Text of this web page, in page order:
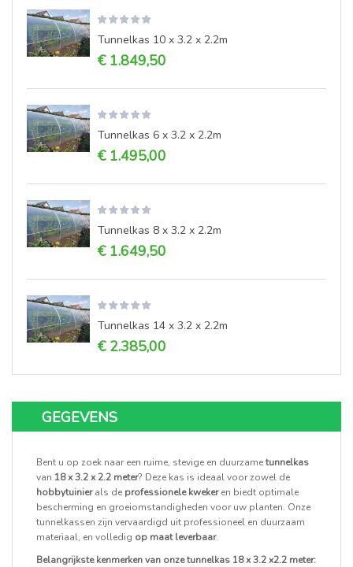
Tunnelkas 10 x 3.2 x 2.2m
€ 1.849,50
Tunnelkas 6 x 3.2 x 2.2m
€ 1.495,00
Tunnelkas 8 x 3.2 x 2.2m
€ 1.649,50
Tunnelkas 14 x 3.2 x 2.2m
€ 2.385,00
GEGEVENS
Bent u op zoek naar een ruime, stevige en duurzametunnelkas
van 18 x 3.2 x 2.2 meter? Deze kas is ideaal voor zowel de
hobbytuinierals de professionele kwekeren biedt optimale
bescherming en groeiomstandigheden voor uw planten. Onze
tunnelkassen zijn vervaardigd uit professioneel en duurzaam
materiaal, en volledig op maat leverbaar.
Belangrijkste kenmerken van onze tunnelkas 18 x 3.2 x2.2 meter: